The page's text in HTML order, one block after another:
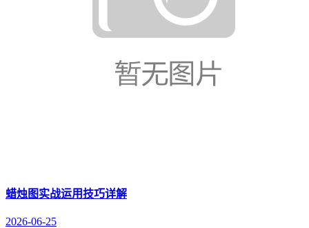
蜡烛图实战运用技巧详解
2026-06-25